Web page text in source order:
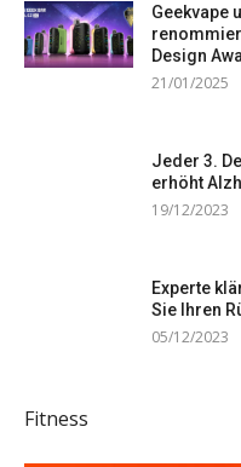
Geekvape
Design
21/01/2025
Jeder 3.
erhöht
19/12/2023
Experte
Sie Ihren
05/12/2023
Fitness